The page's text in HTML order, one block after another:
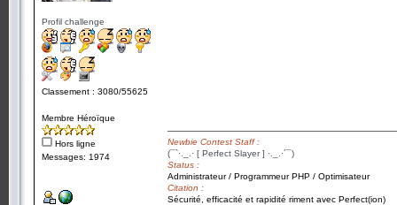
Profil challenge
Classement : 3080/55625
Membre Héroïque
Hors ligne
Messages: 1974
Newbie Contest Staff :
(¯`·._.· [ Perfect Slayer ] ·._.·´¯)
Status :
Administrateur / Programmeur PHP / Optimisateur
Citation :
Sécurité, efficacité et rapidité riment avec Perfect(ion)